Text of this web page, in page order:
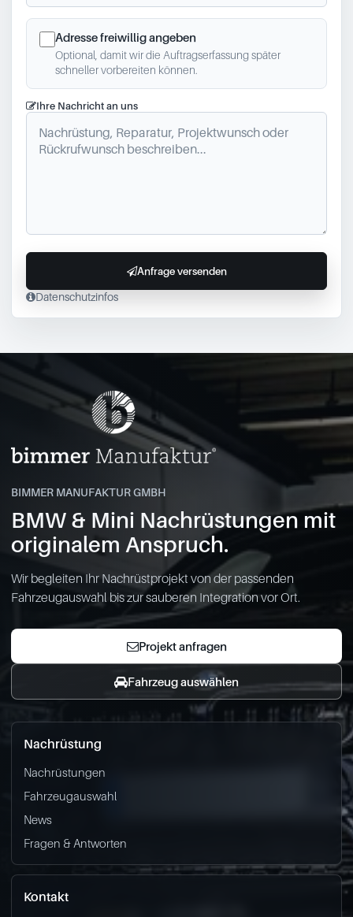
Adresse freiwillig angeben
Optional, damit wir die Auftragserfassung später
schneller vorbereiten können.
Ihre Nachricht an uns
Datenschutzinfos
Anfrage versenden
BIMMER MANUFAKTUR GMBH
BMW & Mini Nachrüstungen mit
originalem Anspruch.
Wir begleiten Ihr Nachrüstprojekt von der passenden
Fahrzeugauswahl bis zur sauberen Integration vor Ort.
Projekt anfragen
Fahrzeug auswählen
Nachrüstung
Nachrüstungen
Fahrzeugauswahl
News
Fragen & Antworten
Kontakt